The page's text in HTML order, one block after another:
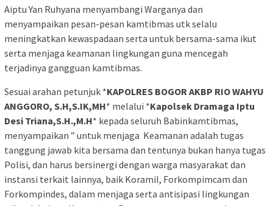
Aiptu Yan Ruhyana menyambangi Warganya dan
menyampaikan pesan-pesan kamtibmas utk selalu
meningkatkan kewaspadaan serta untuk bersama-sama ikut
serta menjaga keamanan lingkungan guna mencegah
terjadinya gangguan kamtibmas.
Sesuai arahan petunjuk *KAPOLRES BOGOR AKBP RIO WAHYU
ANGGORO, S.H,S.IK,MH* melalui *Kapolsek Dramaga Iptu
Desi Triana,S.H.,M.H* kepada seluruh Babinkamtibmas,
menyampaikan ” untuk menjaga Keamanan adalah tugas
tanggung jawab kita bersama dan tentunya bukan hanya tugas
Polisi, dan harus bersinergi dengan warga masyarakat dan
instansi terkait lainnya, baik Koramil, Forkompimcam dan
Forkompindes, dalam menjaga serta antisipasi lingkungan